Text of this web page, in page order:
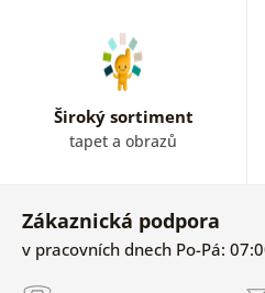
Široký sortiment
tapet a obrazů
Zákaznická podpora
v pracovních dnech Po-Pá: